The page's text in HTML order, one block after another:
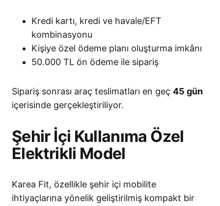
Kredi kartı, kredi ve havale/EFT
kombinasyonu
Kişiye özel ödeme planı oluşturma imkânı
50.000 TL ön ödeme ile sipariş
Sipariş sonrası araç teslimatları en geç 45 gün
içerisinde gerçekleştiriliyor.
Şehir İçi Kullanıma Özel
Elektrikli Model
Karea Fit, özellikle şehir içi mobilite
ihtiyaçlarına yönelik geliştirilmiş kompakt bir